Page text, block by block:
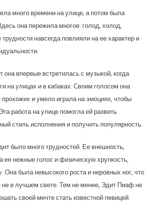
много времени на улице, а потом была
она пережила многое: голод, холод,
навсегда повлияли на ее характер и
она впервые встретилась с музыкой, когда
на улицах и в кабаках. Своим голосом она
и умело играла на эмоциях, чтобы
работа на улице помогла ей развить
стиль исполнения и получить популярность.
было много трудностей. Ее внешность,
ее нежные голос и физическую хрупкость,
Она была невысокого роста и неровных ног, что
не в лучшем свете. Тем не менее, Эдит Пиаф не
своей мечте стать известной певицей.